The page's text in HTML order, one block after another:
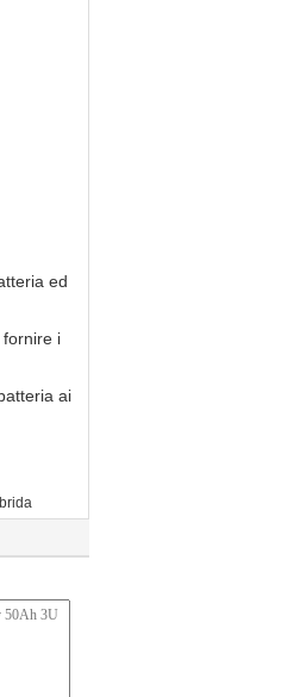
ed
fornire i
ai